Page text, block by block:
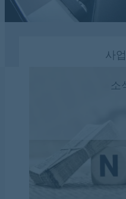
사
소